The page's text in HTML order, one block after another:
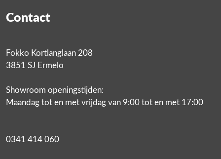
Contact
Fokko Kortlanglaan 208
3851 SJ Ermelo
Showroom openingstijden:
Maandag tot en met vrijdag van 9:00 tot en met 17:00
0341 414 060